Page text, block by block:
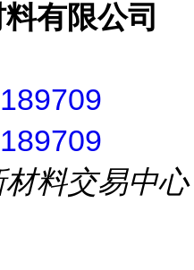
有限公司
料交易中心